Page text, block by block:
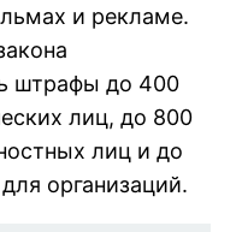
и рекламе.
штрафы до 400
лиц, до 800
лиц и до
организаций.